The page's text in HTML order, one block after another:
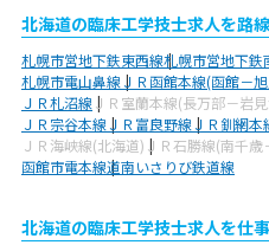
北海道の臨床工学技士求人を路
札幌市営地下鉄東西線札幌市営地下鉄
札幌市電山鼻線ＪＲ函館本線(函館－
ＪＲ札沼線 ＪＲ室蘭本線(長万部－岩
ＪＲ宗谷本線ＪＲ富良野線ＪＲ釧網本
ＪＲ海峡線(北海道) ＪＲ石勝線(南千歳
函館市電本線道南いさりび鉄道線
北海道の臨床工学技士求人を仕